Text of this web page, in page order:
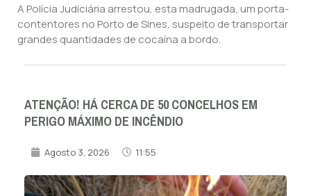
A Polícia Judiciária arrestou, esta madrugada, um porta-
contentores no Porto de Sines, suspeito de transportar
grandes quantidades de cocaína a bordo.
ATENÇÃO! HÁ CERCA DE 50 CONCELHOS EM
PERIGO MÁXIMO DE INCÊNDIO
Agosto 3, 2026 11:55